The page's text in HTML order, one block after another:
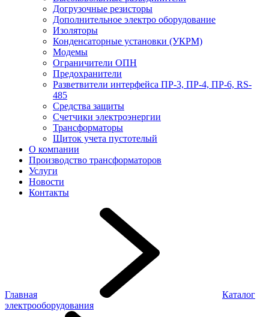
Догрузочные резисторы
Дополнительное электро оборудование
Изоляторы
Конденсаторные установки (УКРМ)
Модемы
Ограничители ОПН
Предохранители
Разветвители интерфейса ПР-3, ПР-4, ПР-6, RS-
485
Средства защиты
Счетчики электроэнергии
Трансформаторы
Щиток учета пустотелый
О компании
Производство трансформаторов
Услуги
Новости
Контакты
Главная
Каталог
электрооборудования